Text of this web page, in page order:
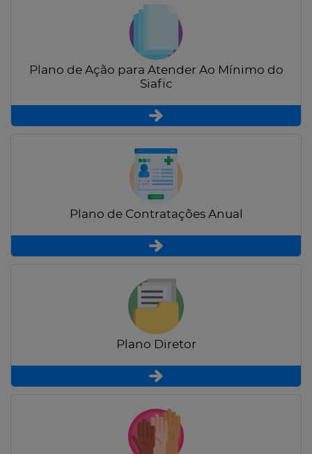
Plano de Ação para Atender Ao Mínimo do
Siafic
Plano de Contratações Anual
Plano Diretor